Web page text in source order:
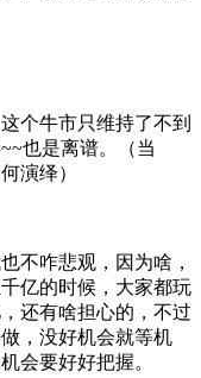
个牛市只维持了不到
也是离谱。（当
演绎）
不咋悲观，因为啥，
亿的时候，大家都玩
还有啥担心的，不过
，没好机会就等机
会要好好把握。